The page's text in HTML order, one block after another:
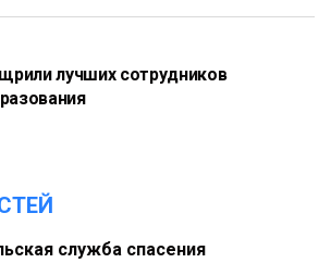
лучших сотрудников
служба спасения